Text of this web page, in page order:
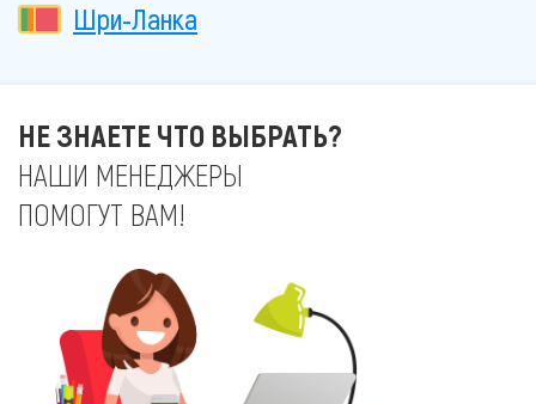
Шри-Ланка
НЕ ЗНАЕТЕ ЧТО ВЫБРАТЬ?
НАШИ МЕНЕДЖЕРЫ
ПОМОГУТ ВАМ!